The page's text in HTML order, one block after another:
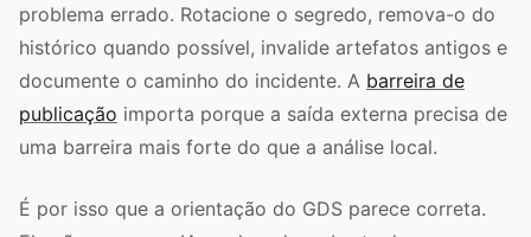
problema errado. Rotacione o segredo, remova-o do
histórico quando possível, invalide artefatos antigos e
documente o caminho do incidente. A barreira de
publicação importa porque a saída externa precisa de
uma barreira mais forte do que a análise local.
É por isso que a orientação do GDS parece correta.